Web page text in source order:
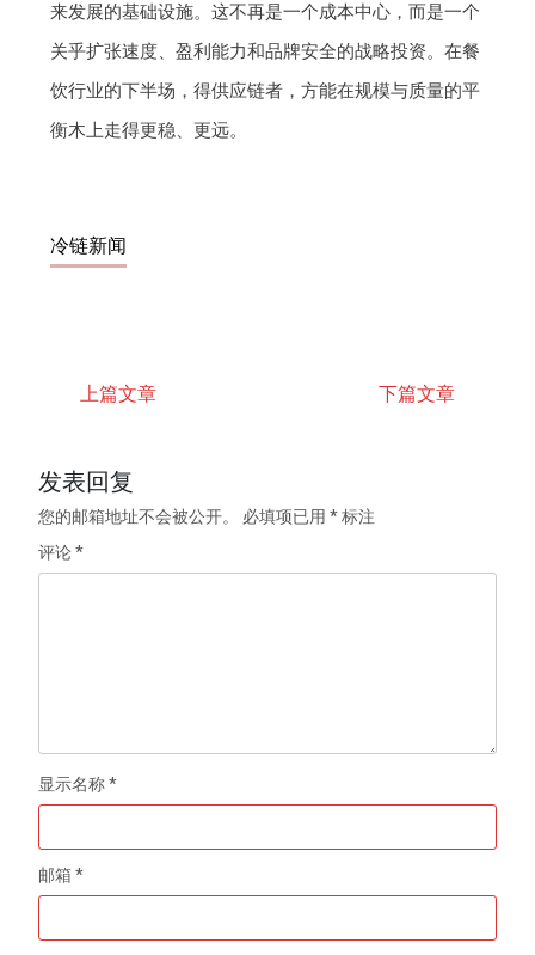
来发展的基础设施。这不再是一个成本中心，而是一个
关乎扩张速度、盈利能力和品牌安全的战略投资。在餐
饮行业的下半场，得供应链者，方能在规模与质量的平
衡木上走得更稳、更远。
冷链新闻
上篇文章 下篇文章
发表回复
您的邮箱地址不会被公开。 必填项已用*标注
评论*
显示名称*
邮箱*